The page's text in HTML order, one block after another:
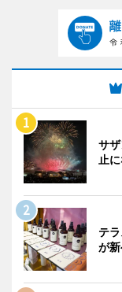
サ
止
テ
が